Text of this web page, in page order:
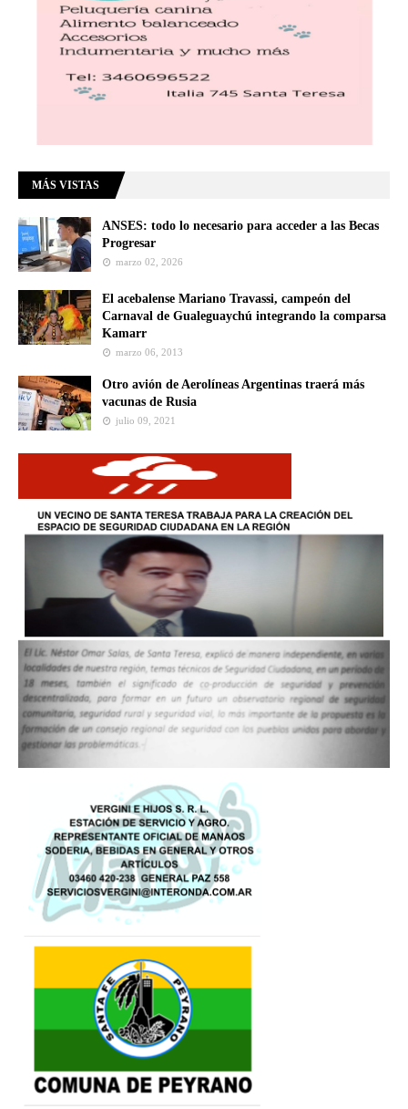
MÁS VISTAS
ANSES: todo lo necesario para acceder a las Becas
Progresar
marzo 02, 2026
El acebalense Mariano Travassi, campeón del
Carnaval de Gualeguaychú integrando la comparsa
Kamarr
marzo 06, 2013
Otro avión de Aerolíneas Argentinas traerá más
vacunas de Rusia
julio 09, 2021